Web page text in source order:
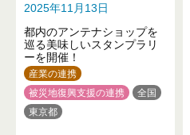
福岡県
熊本県
宮崎県
鹿児島県 沖縄県
2025年11月13日
都内のアンテナショップを
巡る美味しいスタンプラリ
ーを開催！
産業の連携
被災地復興支援の連携
全国
東京都